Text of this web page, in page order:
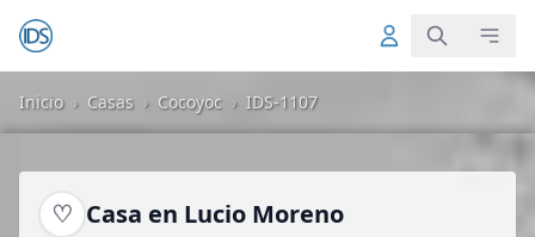
Inicio › Casas › Cocoyoc › IDS-1107
♡ Casa en Lucio Moreno